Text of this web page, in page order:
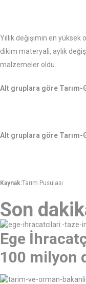
Yıllık değişimin en yüksek
dikim materyali, aylık
malzemeler oldu.
Alt gruplara göre Tarım-
Alt gruplara göre Tarım-
Kaynak:Tarım Pusulası
Son
Ege
100 milyon